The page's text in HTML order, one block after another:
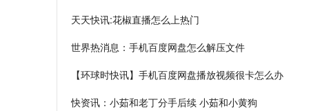
天天快讯:花椒直播怎么上热门
世界热消息：手机百度网盘怎么解压文件
【环球时快讯】手机百度网盘播放视频很卡怎么办
快资讯：小茹和老丁分手后续 小茹和小黄狗